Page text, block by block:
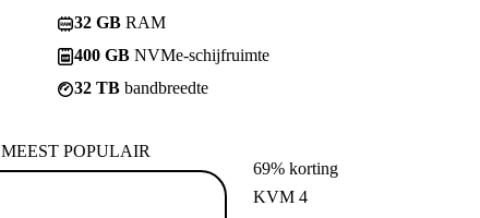
32 GB RAM
400 GB NVMe-schijfruimte
32 TB bandbreedte
MEEST POPULAIR
69% korting
KVM 4